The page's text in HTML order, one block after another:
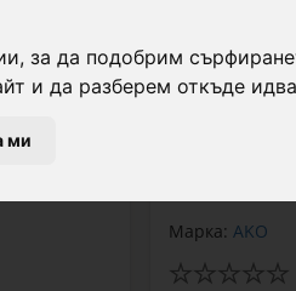
за да подобрим
и да разберем откъде
ми
Марка: AKO